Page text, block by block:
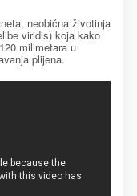
neobična životinja
viridis) koja kako
milimetara u
plijena.